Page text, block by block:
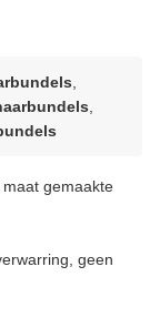
gemaakte
geen